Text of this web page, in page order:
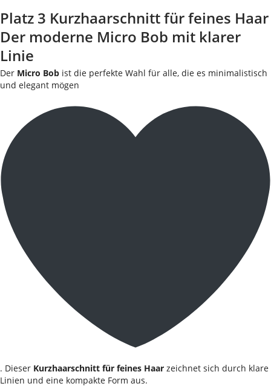
Platz 3 Kurzhaarschnitt für feines Haar
Der moderne Micro Bob mit klarer
Linie
Der Micro Bob ist die perfekte Wahl für alle, die es minimalistisch
und elegant mögen
. Dieser Kurzhaarschnitt für feines Haar zeichnet sich durch klare
Linien und eine kompakte Form aus.